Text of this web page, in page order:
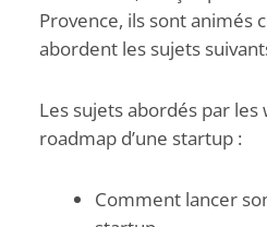
Provence, ils sont animés
abordent les sujets
Les sujets abordés par
roadmap d’une startup :
Comment lancer